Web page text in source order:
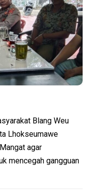
Blang Weu
Lhokseumawe
agar
mencegah gangguan